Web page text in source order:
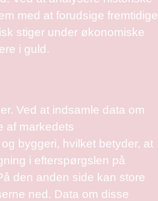
med at forudsige fremtidige
stiger under økonomiske
i guld.
Ved at indsamle data om
af markedets
byggeri, hvilket betyder, at
i efterspørgslen på
den anden side kan store
ned. Data om disse